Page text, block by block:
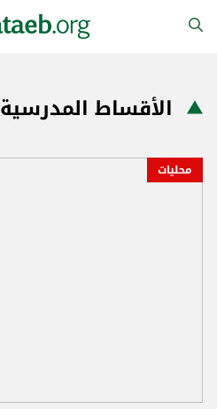
الأقساط المدرسية
محليات